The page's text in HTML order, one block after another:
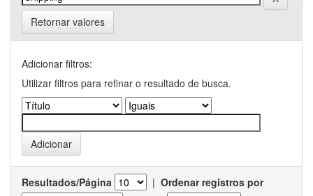
Retornar valores
Adicionar filtros:
Utilizar filtros para refinar o resultado de busca.
Resultados/Página | Ordenar registros por